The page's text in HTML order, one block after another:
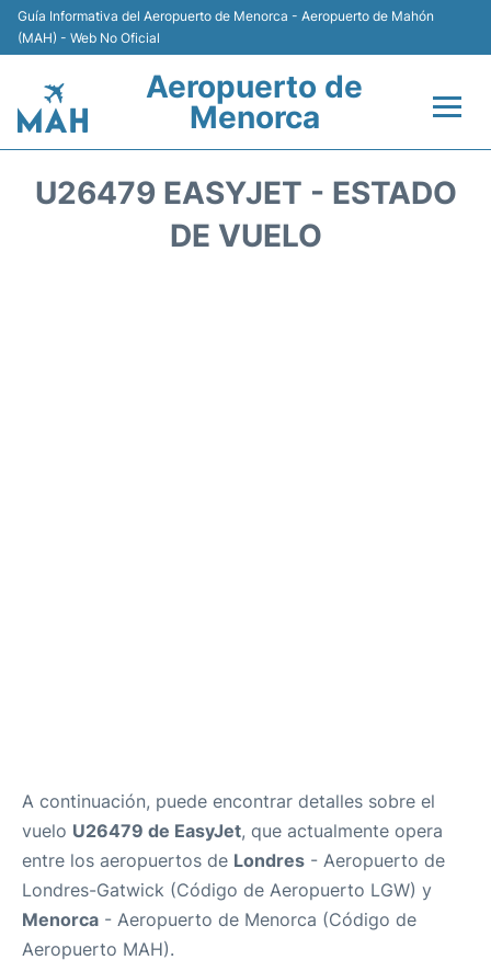
Guía Informativa del Aeropuerto de Menorca - Aeropuerto de Mahón
(MAH) - Web No Oficial
Aeropuerto de
Menorca
U26479 EASYJET - ESTADO
DE VUELO
A continuación, puede encontrar detalles sobre el
vuelo U26479 de EasyJet, que actualmente opera
entre los aeropuertos de Londres - Aeropuerto de
Londres-Gatwick (Código de Aeropuerto LGW) y
Menorca - Aeropuerto de Menorca (Código de
Aeropuerto MAH).